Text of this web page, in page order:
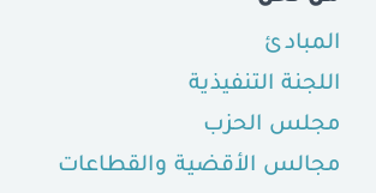
المبادئ
اللجنة التنفيذية
مجلس الحزب
مجالس الأقضية والقطاعات